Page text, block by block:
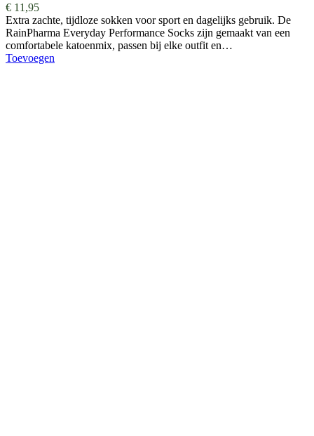
€ 11,95
Extra zachte, tijdloze sokken voor sport en dagelijks gebruik. De
RainPharma Everyday Performance Socks zijn gemaakt van een
comfortabele katoenmix, passen bij elke outfit en…
Toevoegen